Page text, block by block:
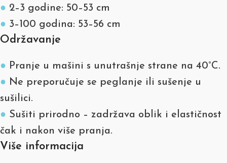
● 2–3 godine: 50–53 cm
● 3–100 godina: 53–56 cm
Održavanje
● Pranje u mašini s unutrašnje strane na 40°C.
● Ne preporučuje se peglanje ili sušenje u
sušilici.
● Sušiti prirodno – zadržava oblik i elastičnost
čak i nakon više pranja.
Više informacija